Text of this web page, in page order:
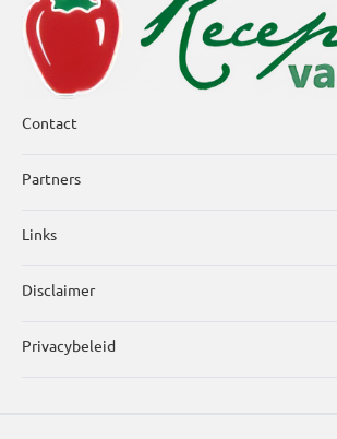
Contact
Partners
Links
Disclaimer
Privacybeleid